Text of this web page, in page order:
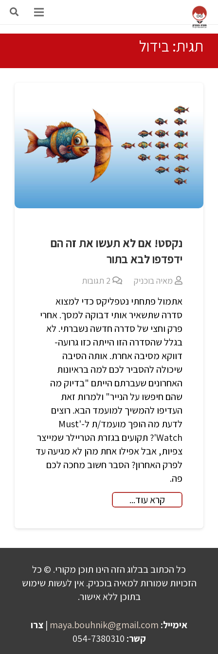
תגית: בידול
נקסט! אם לא תעשו את זה הם
ידפדפו לבא בתור
מאיה בוכניק 2 תגובות
אתמול פתחתי נטפליקס כדי למצוא
סדרה שתשאיר אותי דבוקה למסך. אחרי
פרק וחצי של סדרה חדשה נשברתי. לא
בגלל שהסדרה הזו הייתה כזו גרועה-
דווקא מסיבה אחרת. אותה הסיבה
שיכולה להסביר לכם למה בראיונות
האחרונים שעברתם הייתם "בדיוק מה
שהם חיפשו על הנייר" ולמרות זאת
העדיפו להמשיך למועמד הבא. רוצים
לדעת מה הופך מועמד/ת ל-'Must
Watch'? תקועים בגזרת הטריילר שמייצר
צפיות, אבל אפילו אחת מהן לא מגיעה עד
לפרק האחרון? הסבר חשוב מחכה לכם
פה.
קרא עוד...
כל הכתוב בבלוג הזה הינו תוכן מקורי. © כל
הזכויות שמורות למאיה בוכניק. אין לעשות שימוש
בתוכן ללא אישור.
אימייל: maya.bouhnik@gmail.com
| צרו
קשר: